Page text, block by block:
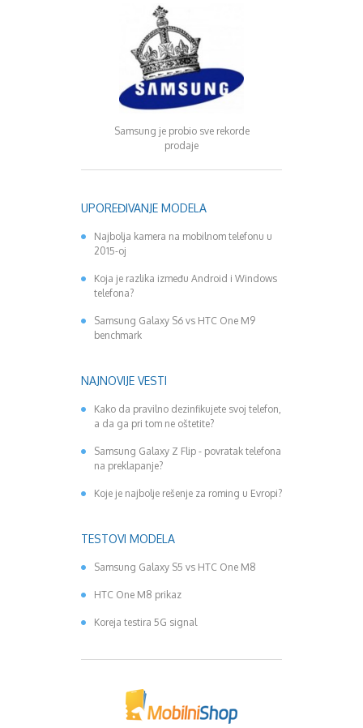
Samsung je probio sve rekorde
prodaje
UPOREĐIVANJE MODELA
Najbolja kamera na mobilnom telefonu u
2015-oj
Koja je razlika između Android i Windows
telefona?
Samsung Galaxy S6 vs HTC One M9
benchmark
NAJNOVIJE VESTI
Kako da pravilno dezinfikujete svoj telefon,
a da ga pri tom ne oštetite?
Samsung Galaxy Z Flip - povratak telefona
na preklapanje?
Koje je najbolje rešenje za roming u Evropi?
TESTOVI MODELA
Samsung Galaxy S5 vs HTC One M8
HTC One M8 prikaz
Koreja testira 5G signal